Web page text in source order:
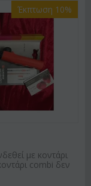
Έκπτωση 10%
με κοντάρι
combi δεν